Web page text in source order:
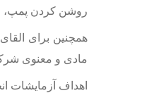
روشن کردن پمپ،
مادی و معنوی شرکت
اهداف آزمایشات